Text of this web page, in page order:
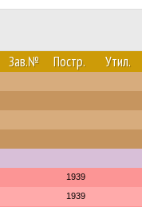
Зав.№ Постр. Утил.
1939
1939